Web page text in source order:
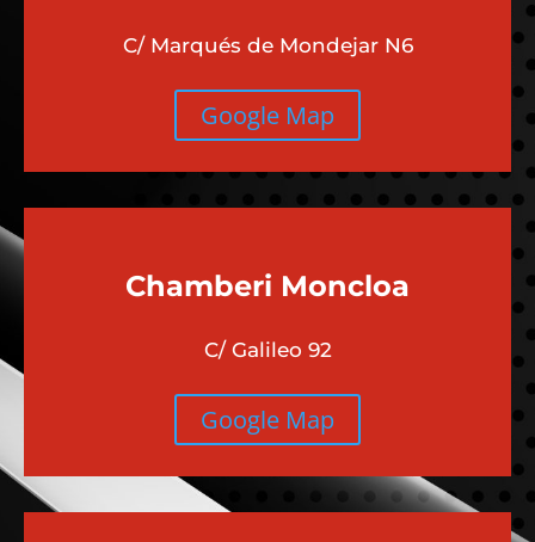
C/ Marqués de Mondejar N6
Google Map
Chamberi Moncloa
C/ Galileo 92
Google Map